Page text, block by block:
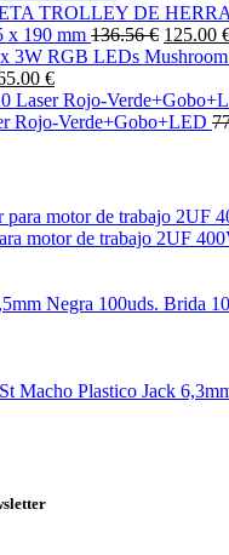
TROLLEY DE
x 190 mm 136.56 € 125.00
€
Rojo-Verde+Gobo+LED
motor de trabajo 2UF
Brida
Jack